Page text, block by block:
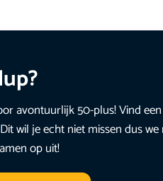
avontuurlijk 50-plus! Vind
wil je echt niet missen dus
op uit!